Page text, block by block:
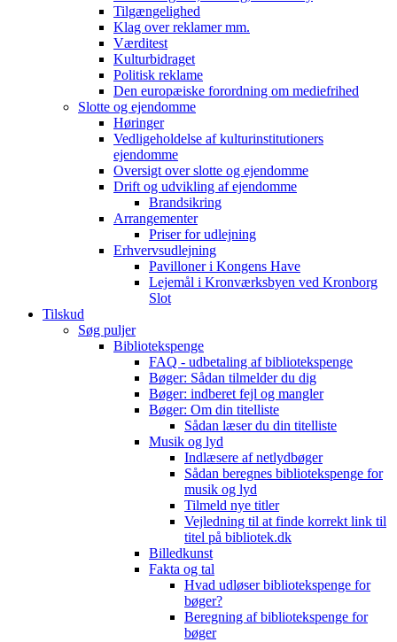
Tilgængelighed
Klag over reklamer mm.
Værditest
Kulturbidraget
Politisk reklame
Den europæiske forordning om mediefrihed
Slotte og ejendomme
Høringer
Vedligeholdelse af kulturinstitutioners
ejendomme
Oversigt over slotte og ejendomme
Drift og udvikling af ejendomme
Brandsikring
Arrangementer
Priser for udlejning
Erhvervsudlejning
Pavilloner i Kongens Have
Lejemål i Kronværksbyen ved Kronborg
Slot
Tilskud
Søg puljer
Bibliotekspenge
FAQ - udbetaling af bibliotekspenge
Bøger: Sådan tilmelder du dig
Bøger: indberet fejl og mangler
Bøger: Om din titelliste
Sådan læser du din titelliste
Musik og lyd
Indlæsere af netlydbøger
Sådan beregnes bibliotekspenge for
musik og lyd
Tilmeld nye titler
Vejledning til at finde korrekt link til
titel på bibliotek.dk
Billedkunst
Fakta og tal
Hvad udløser bibliotekspenge for
bøger?
Beregning af bibliotekspenge for
bøger